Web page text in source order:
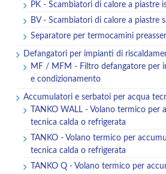
PK - Scambiatori di calore a piastre
BV - Scambiatori di calore a piastre
Separatore per termocamini
Defangatori per impianti di
MF / MFM - Filtro defangatore per
e condizionamento
Accumulatori e serbatoi per acqua
TANKO WALL - Volano termico per
tecnica calda o refrigerata
TANKO - Volano termico per
tecnica calda o refrigerata
TANKO Q - Volano termico per